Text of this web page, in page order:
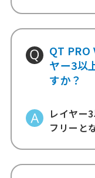
QT PRO
ヤー3以
すか？
レイヤー
フリーと